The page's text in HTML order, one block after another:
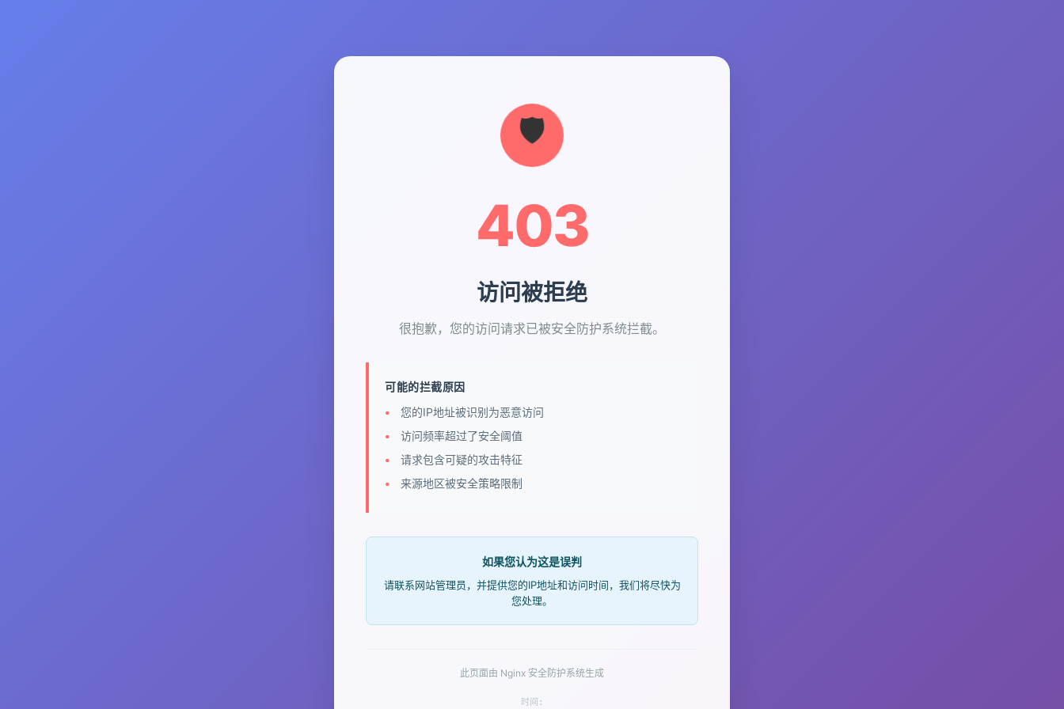
403
访问被拒绝
很抱歉，您的访问请求已被安全防护系统拦截。
可能的拦截原因
您的IP地址被识别为恶意访问
访问频率超过了安全阈值
请求包含可疑的攻击特征
来源地区被安全策略限制
如果您认为这是误判
请联系网站管理员，并提供您的IP地址和访问时间，我们将尽快为
您处理。
此页面由 Nginx 安全防护系统生成
时间: